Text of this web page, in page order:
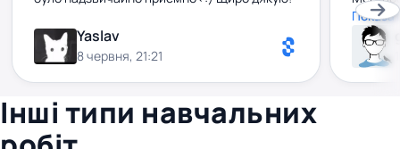
Yaslav
8 червня, 21:21
Інші типи навчальних